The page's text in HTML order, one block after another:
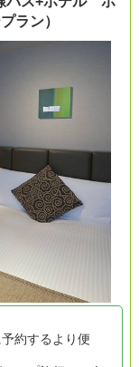
ラン）
約するより便